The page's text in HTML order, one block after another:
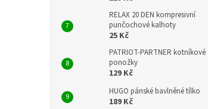
RELAX 20 DEN kompresivní
punčochové kalhoty
25 Kč
PATRIOT-PARTNER kotníkové
ponožky
129 Kč
HUGO pánské bavlněné tílko
189 Kč